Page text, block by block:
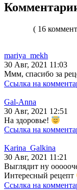
( 16
mariya_mekh
30 Авг, 2021 11:03
Ммм, спасибо за
Ссылка на
Gal-Anna
30 Авг, 2021 12:51
На здоровье!
Ссылка на
Karina_Galkina
30 Авг, 2021 11:21
Выглядит ну
Интересный рецепт
Ссылка на